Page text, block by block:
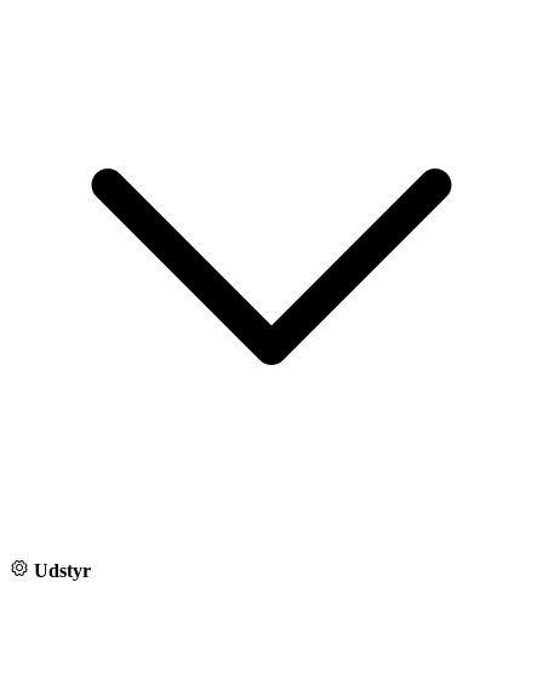
Udstyr